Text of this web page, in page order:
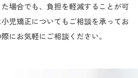
場合でも、負担を軽減することが可
児矯正についてもご相談を承ってお
にお気軽にご相談ください。